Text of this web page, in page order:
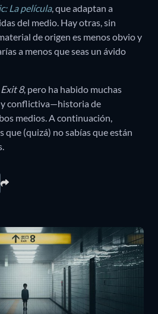
La película, que adaptan a
del medio. Hay otras, sin
de origen es menos obvio y
a menos que seas un ávido
Exit 8, pero ha habido muchas
conflictiva—historia de
medios. A continuación,
que (quizá) no sabías que están